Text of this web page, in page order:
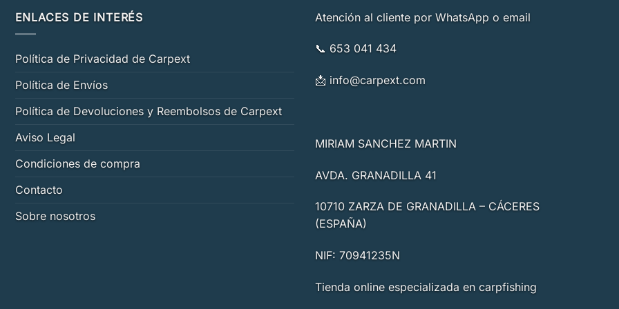
ENLACES DE INTERÉS
Política de Privacidad de Carpext
Política de Envíos
Política de Devoluciones y Reembolsos de Carpext
Aviso Legal
Condiciones de compra
Contacto
Sobre nosotros
Atención al cliente por WhatsApp o email
📞 653 041 434
📩 info@carpext.com
MIRIAM SANCHEZ MARTIN
AVDA. GRANADILLA 41
10710 ZARZA DE GRANADILLA – CÁCERES
(ESPAÑA)
NIF: 70941235N
Tienda online especializada en carpfishing